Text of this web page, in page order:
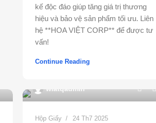
kế độc đáo giúp tăng giá trị thương
hiệu và bảo vệ sản phẩm tối ưu. Liên
hệ **HOA VIỆT CORP** để được tư
vấn!
Continue Reading
wiatqadmin
Hộp Giấy 24 Th7 2025